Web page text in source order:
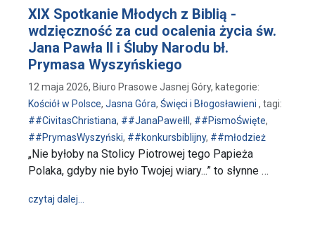
XIX Spotkanie Młodych z Biblią -
wdzięczność za cud ocalenia życia św.
Jana Pawła II i Śluby Narodu bł.
Prymasa Wyszyńskiego
12 maja 2026, Biuro Prasowe Jasnej Góry, kategorie:
Kościół w Polsce, Jasna Góra, Święci i Błogosławieni , tagi:
##CivitasChristiana, ##JanaPawełII , ##PismoŚwięte,
##PrymasWyszyński, ##konkursbiblijny, ##młodzież
„Nie byłoby na Stolicy Piotrowej tego Papieża
Polaka, gdyby nie było Twojej wiary...” to słynne …
czytaj dalej…